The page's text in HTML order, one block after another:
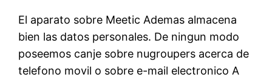
El aparato sobre Meetic Ademas almacena
bien las datos personales. De ningun modo
poseemos canje sobre nugroupers acerca de
telefono movil o sobre e-mail electronico A